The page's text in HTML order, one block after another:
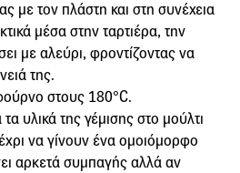
με τον πλάστη και στη συνέχεια
μέσα στην ταρτιέρα, την
με αλεύρι, φροντίζοντας να
της.
στους 180°C.
υλικά της γέμισης στο μούλτι
να γίνουν ένα ομοιόμορφο
αρκετά συμπαγής αλλά αν